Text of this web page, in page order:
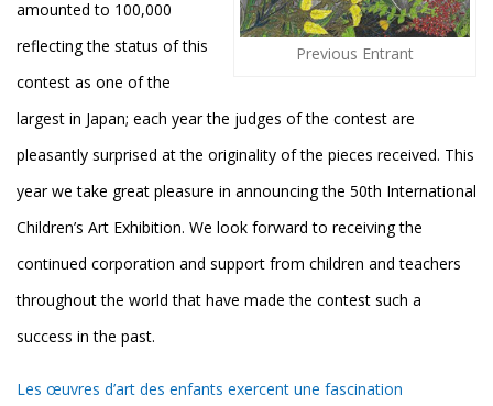
Previous Entrant
amounted to 100,000
reflecting the status of this
contest as one of the
largest in Japan; each year the judges of the contest are
pleasantly surprised at the originality of the pieces received. This
year we take great pleasure in announcing the 50th International
Children’s Art Exhibition. We look forward to receiving the
continued corporation and support from children and teachers
throughout the world that have made the contest such a
success in the past.
Les œuvres d’art des enfants exercent une fascination